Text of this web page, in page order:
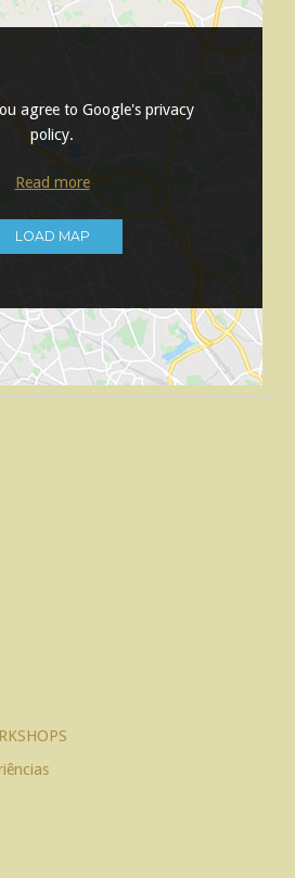
agree to Google's privacy
policy.
Read more
LOAD MAP